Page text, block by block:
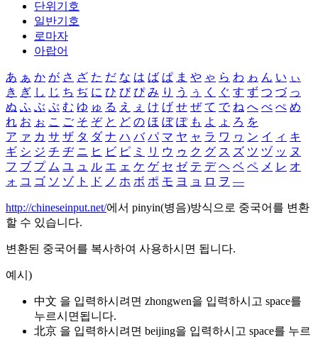
단위기호
일반기호
로마자
아랍어
あ ぁ か が さ ざ た だ な は ば ぱ ま や ゃ ら わ ゎ ん い ぃ
き ぎ し じ ち ぢ に ひ び ぴ み り う ぅ く ぐ す ず つ づ っ
ぬ ふ ぶ ぷ む ゆ ゅ る え ぇ け げ せ ぜ て で ね へ べ ぺ め
れ お ぉ こ ご そ ぞ と ど の ほ ぼ ぽ も よ ょ ろ を
ア ァ カ サ ザ タ ダ ナ ハ バ パ マ ヤ ャ ラ ワ ヮ ン イ ィ キ
ギ シ ジ チ ヂ ニ ヒ ビ ピ ミ リ ウ ゥ ク グ ス ズ ツ ヅ ッ ヌ
フ ブ プ ム ユ ュ ル エ ェ ケ ゲ セ ゼ テ デ ヘ ベ ペ メ レ オ
ォ コ ゴ ソ ゾ ト ド ノ ホ ボ ポ モ ヨ ョ ロ ヲ ―
http://chineseinput.net/에서 pinyin(병음)방식으로 중국어를 변환
할 수 있습니다.
변환된 중국어를 복사하여 사용하시면 됩니다.
예시)
中文 을 입력하시려면 zhongwen을 입력하시고 space를
누르시면됩니다.
北京 을 입력하시려면 beijing을 입력하시고 space를 누르